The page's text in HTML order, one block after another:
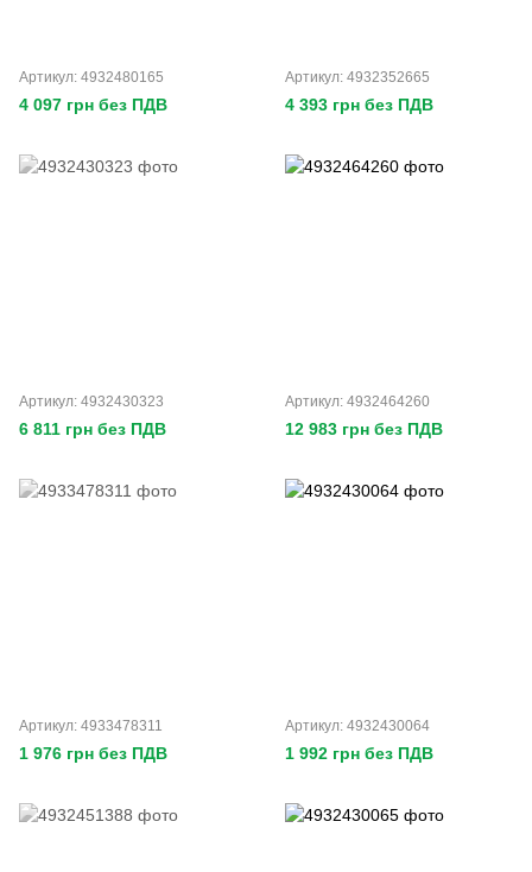
Артикул: 4932480165
4 097 грн без ПДВ
Артикул: 4932352665
4 393 грн без ПДВ
Артикул: 4932430323
6 811 грн без ПДВ
Артикул: 4932464260
12 983 грн без ПДВ
Артикул: 4933478311
1 976 грн без ПДВ
Артикул: 4932430064
1 992 грн без ПДВ